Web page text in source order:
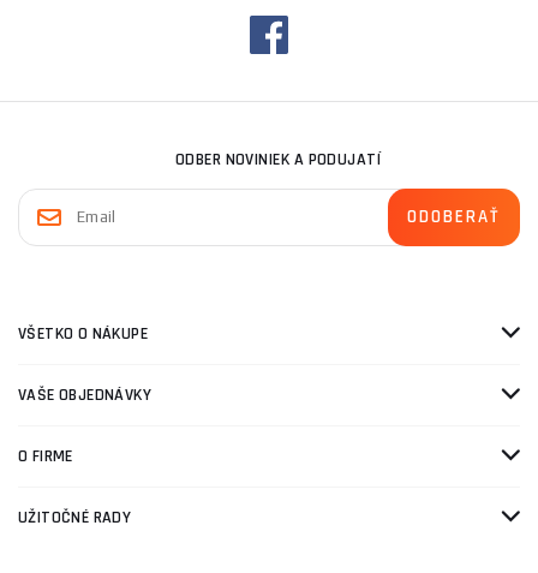
ODBER NOVINIEK A PODUJATÍ
VŠETKO O NÁKUPE
VAŠE OBJEDNÁVKY
O FIRME
UŽITOČNÉ RADY